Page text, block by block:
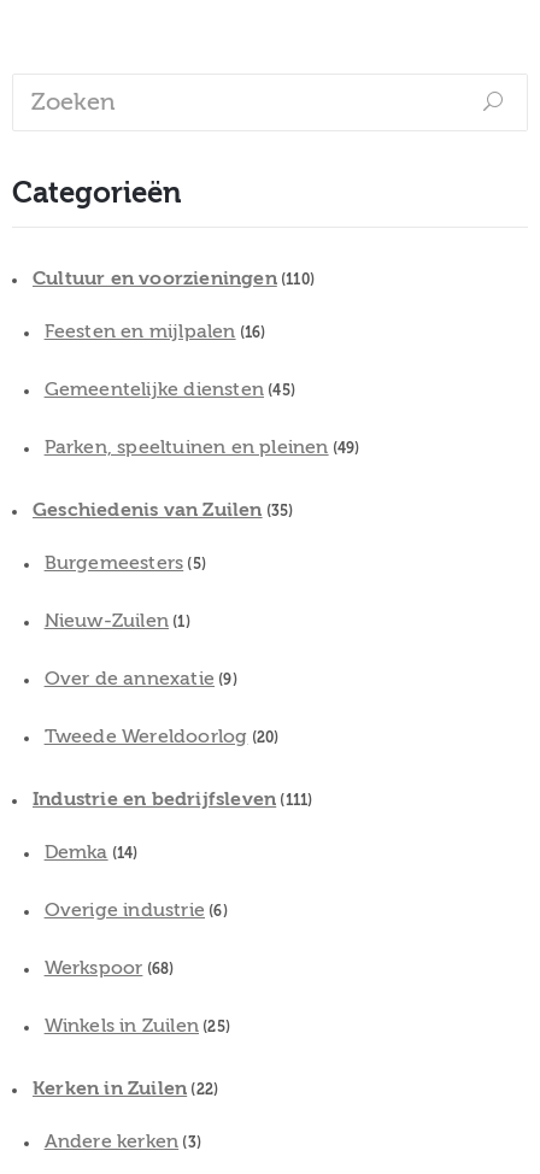
Categorieën
Cultuur en voorzieningen(110)
Feesten en mijlpalen (16)
Gemeentelijke diensten (45)
Parken, speeltuinen en pleinen (49)
Geschiedenis van Zuilen (35)
Burgemeesters (5)
Nieuw-Zuilen (1)
Over de annexatie (9)
Tweede Wereldoorlog (20)
Industrie en bedrijfsleven (111)
Demka (14)
Overige industrie (6)
Werkspoor (68)
Winkels in Zuilen (25)
Kerken in Zuilen (22)
Andere kerken (3)